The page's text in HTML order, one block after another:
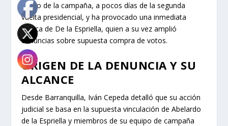
álgido de la campaña, a pocos días de la segunda
vuelta presidencial, y ha provocado una inmediata
réplica de De la Espriella, quien a su vez amplió
denuncias sobre supuesta compra de votos.
ORIGEN DE LA DENUNCIA Y SU
ALCANCE
Desde Barranquilla, Iván Cepeda detalló que su acción
judicial se basa en la supuesta vinculación de Abelardo
de la Espriella y miembros de su equipo de campaña